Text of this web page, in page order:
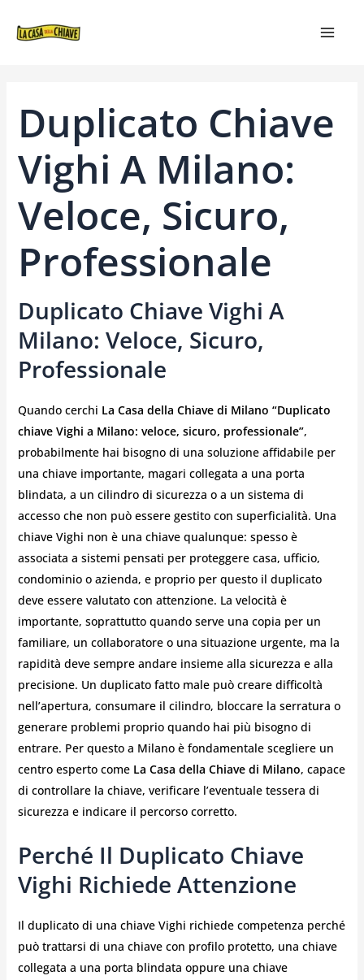
Duplicato Chiave
Vighi A Milano:
Veloce, Sicuro,
Professionale
Duplicato Chiave Vighi A
Milano: Veloce, Sicuro,
Professionale
Quando cerchi La Casa della Chiave di Milano “Duplicato
chiave Vighi a Milano: veloce, sicuro, professionale”,
probabilmente hai bisogno di una soluzione affidabile per
una chiave importante, magari collegata a una porta
blindata, a un cilindro di sicurezza o a un sistema di
accesso che non può essere gestito con superficialità. Una
chiave Vighi non è una chiave qualunque: spesso è
associata a sistemi pensati per proteggere casa, ufficio,
condominio o azienda, e proprio per questo il duplicato
deve essere valutato con attenzione. La velocità è
importante, soprattutto quando serve una copia per un
familiare, un collaboratore o una situazione urgente, ma la
rapidità deve sempre andare insieme alla sicurezza e alla
precisione. Un duplicato fatto male può creare difficoltà
nell’apertura, consumare il cilindro, bloccare la serratura o
generare problemi proprio quando hai più bisogno di
entrare. Per questo a Milano è fondamentale scegliere un
centro esperto come La Casa della Chiave di Milano, capace
di controllare la chiave, verificare l’eventuale tessera di
sicurezza e indicare il percorso corretto.
Perché Il Duplicato Chiave
Vighi Richiede Attenzione
Il duplicato di una chiave Vighi richiede competenza perché
può trattarsi di una chiave con profilo protetto, una chiave
collegata a una porta blindata oppure una chiave
ARTICOLI